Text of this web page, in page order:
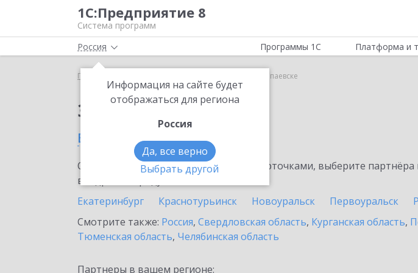
1С:Предприятие 8
Система программ
Россия
Информация на сайте будет
отображаться для региона
Россия
Да, все верно
Выбрать другой
Программы 1С Платформа и
Главная ЮKassa в Алапаевске
Заказать ЮKassa
в Алапаевске
Ознакомьтесь с информационными карточками, выберите партнёра
внедрение продукта.
Екатеринбург
Краснотурьинск Новоуральск Первоуральск
Смотрите также: Россия, Свердловская область, Курганская область,
Тюменская область, Челябинская область
Партнеры в вашем регионе: